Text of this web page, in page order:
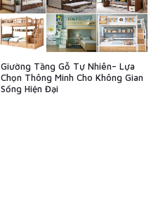
Giường Tầng Gỗ Tự Nhiên– Lựa
Chọn Thông Minh Cho Không Gian
Sống Hiện Đại